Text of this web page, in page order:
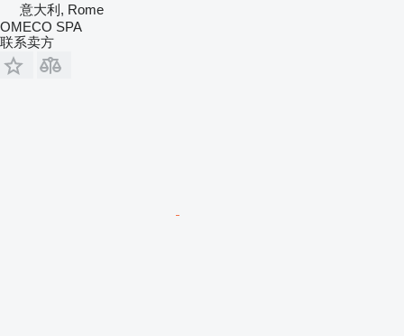
意大利, Rome
OMECO SPA
联系卖方